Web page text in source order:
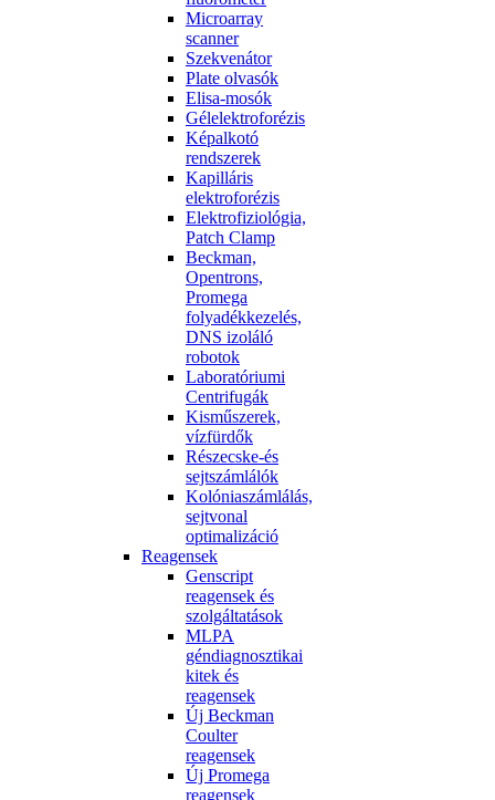
Microarray
scanner
Szekvenátor
Plate olvasók
Elisa-mosók
Gélelektroforézis
Képalkotó
rendszerek
Kapilláris
elektroforézis
Elektrofiziológia,
Patch Clamp
Beckman,
Opentrons,
Promega
folyadékkezelés,
DNS izoláló
robotok
Laboratóriumi
Centrifugák
Kisműszerek,
vízfürdők
Részecske-és
sejtszámlálók
Kolóniaszámlálás,
sejtvonal
optimalizáció
Reagensek
Genscript
reagensek és
szolgáltatások
MLPA
géndiagnosztikai
kitek és
reagensek
Új Beckman
Coulter
reagensek
Új Promega
reagensek